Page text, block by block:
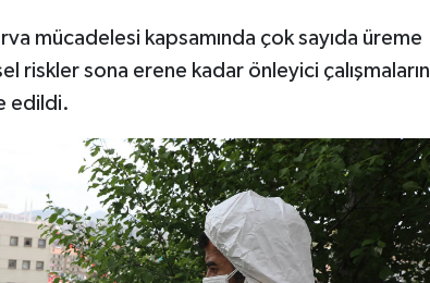
mücadelesi kapsamında çok sayıda üreme
riskler sona erene kadar önleyici çalışmaların
edildi.